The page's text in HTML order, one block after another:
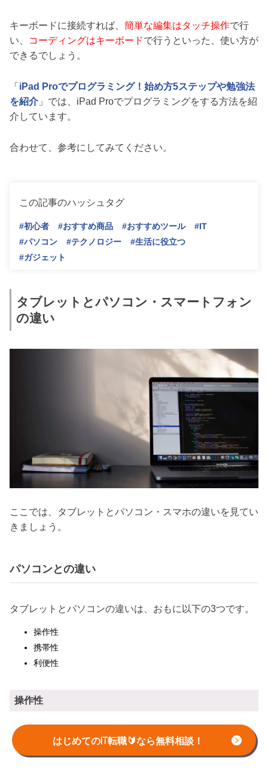
はじめてのIT転職🔰なら無料相談！
キーボードに接続すれば、 簡単な編集はタッチ操作で行
い、
コーディングはキーボードで行うといった、使い方が
できるでしょう。
「 iPad Proでプログラミング！始め方5ステップや勉強法
を紹介」では、iPad Proでプログラミングをする方法を紹
介しています。
合わせて、参考にしてみてください。
この記事のハッシュタグ
#初心者 #おすすめ商品 #おすすめツール
#IT
#パソコン
#テクノロジー
#生活に役立つ
#ガジェット
タブレットとパソコン・スマートフォン
の違い
ここでは、タブレットとパソコン・スマホの違いを見てい
きましょう。
パソコンとの違い
タブレットとパソコンの違いは、おもに以下の3つです。
操作性
携帯性
利便性
操作性
パソコンはマウスとキーボードで操作しますが、タブレッ